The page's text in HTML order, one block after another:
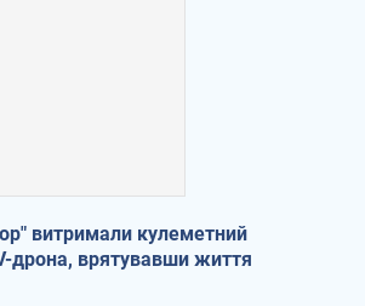
витримали кулеметний
дрона, врятувавши життя